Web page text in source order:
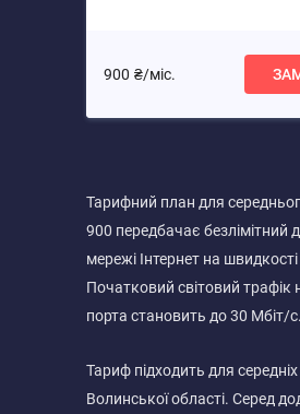
900 ₴/міс.
Тарифний план для
900 передбачає безлімітний
мережі Інтернет на
Початковий світовий трафік
порта становить до 30 Мбіт/с.
Тариф підходить для
Волинської області. Серед